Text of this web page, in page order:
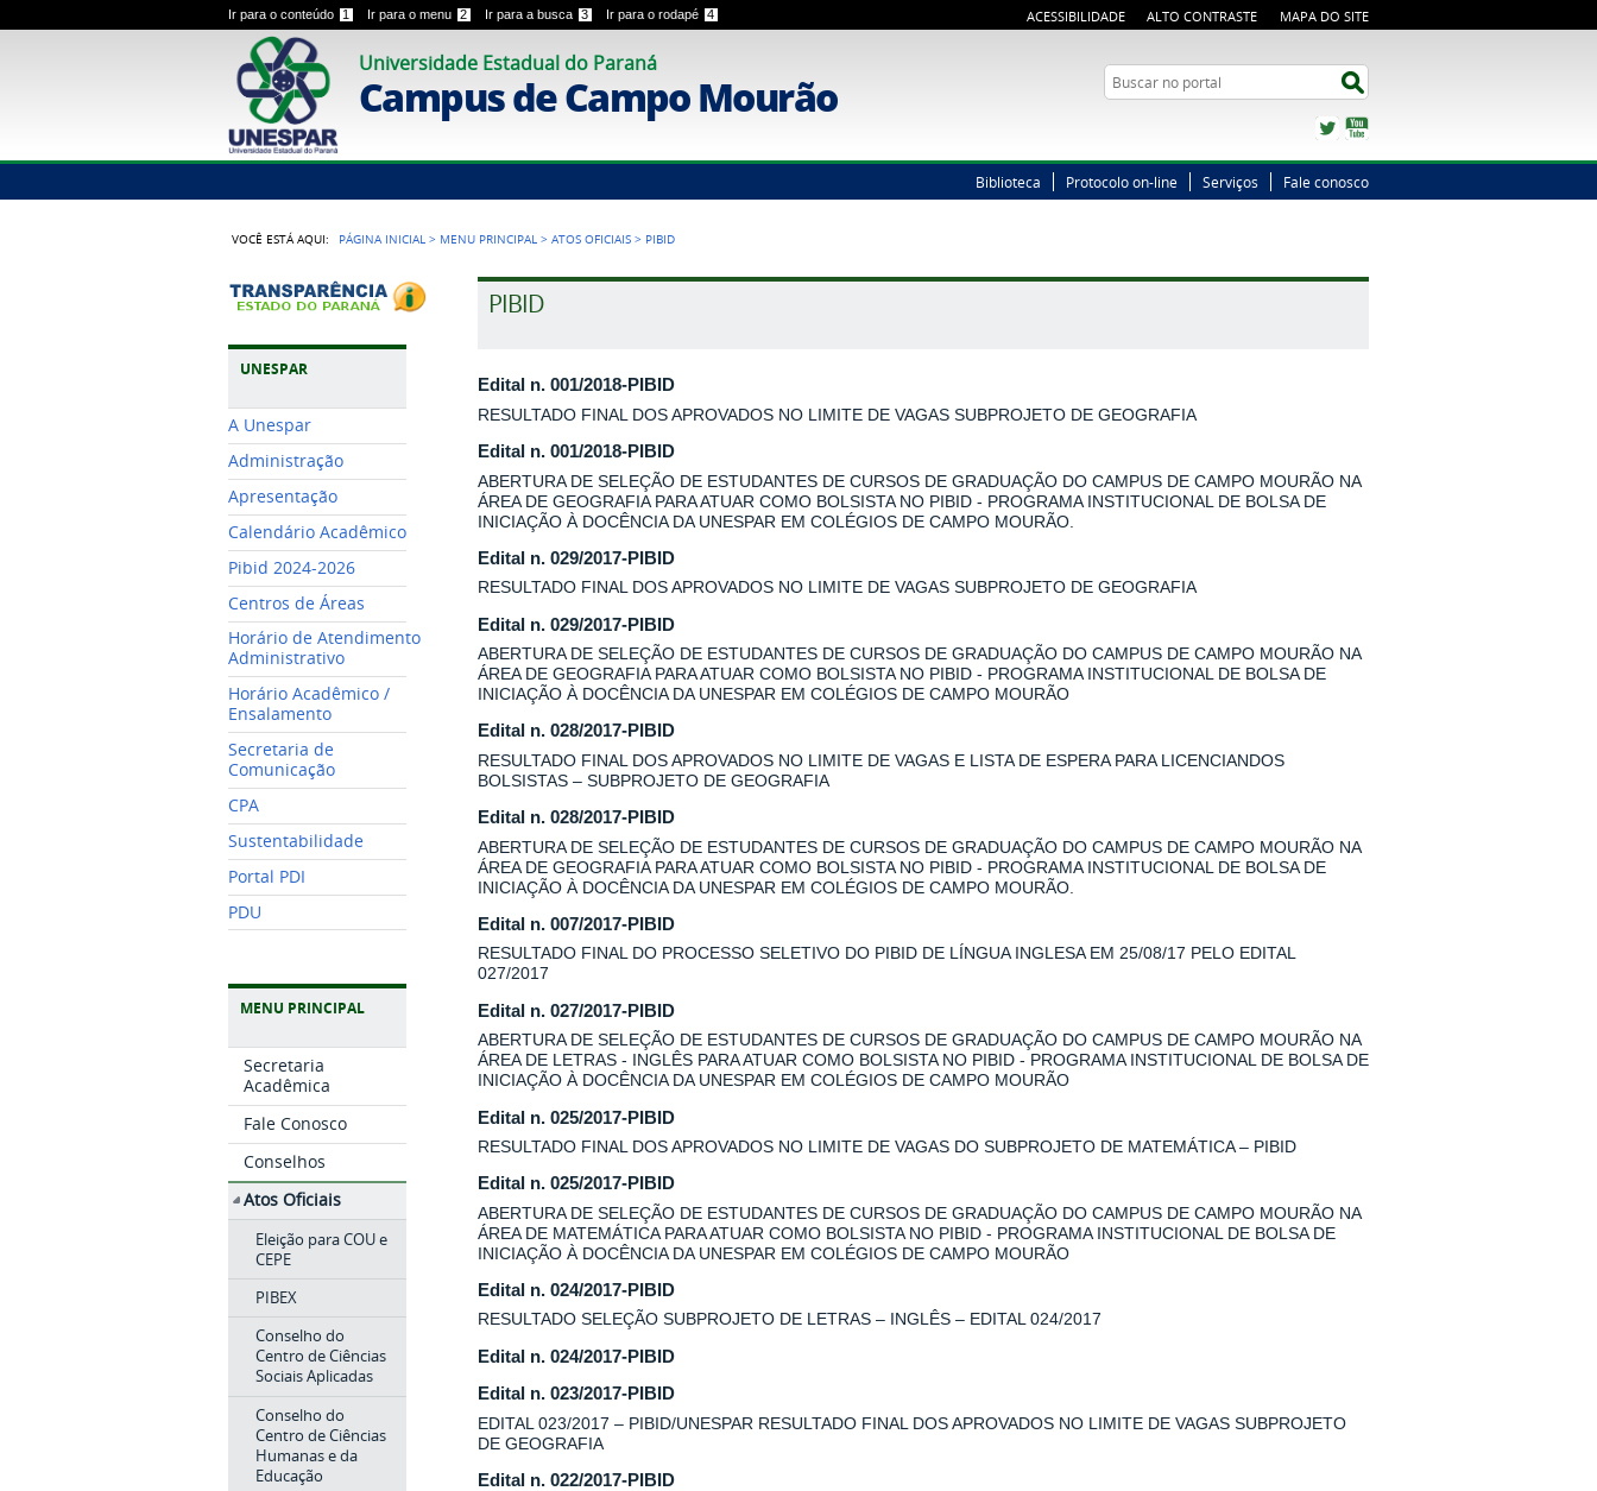
Ir para o conteúdo 1 Ir para o menu 2 Ir para a busca 3 Ir para o rodapé 4 ACESSIBILIDADE ALTO CONTRASTE MAPA DO SITE
Universidade Estadual do Paraná
Campus de Campo Mourão Busca
Twitter
Biblioteca Protocolo on-line Serviços Fale conosco
VOCÊ ESTÁ AQUI: PÁGINA INICIAL > MENU PRINCIPAL >ATOS OFICIAIS > PIBID
UNESPAR
A Unespar
Administração
Apresentação
Calendário Acadêmico
Pibid 2024-2026
Centros de Áreas
Horário de Atendimento
Administrativo
Horário Acadêmico /
Ensalamento
Secretaria de
Comunicação
CPA
Sustentabilidade
Portal PDI
PDU
MENU PRINCIPAL
Secretaria
Acadêmica
Fale Conosco
Conselhos
Atos Oficiais
Eleição para COU e
CEPE
PIBEX
Conselho do
Centro de Ciências
Sociais Aplicadas
Conselho do
Centro de Ciências
Humanas e da
Educação
PIBID
Edital n. 001/2018-PIBID
RESULTADO FINAL DOS APROVADOS NO LIMITE DE VAGAS SUBPROJETO DE GEOGRAFIA
Edital n. 001/2018-PIBID
ABERTURA DE SELEÇÃO DE ESTUDANTES DE CURSOS DE GRADUAÇÃO DO CAMPUS DE CAMPO MOURÃO NA
ÁREA DE GEOGRAFIA PARA ATUAR COMO BOLSISTA NO PIBID - PROGRAMA INSTITUCIONAL DE BOLSA DE
INICIAÇÃO À DOCÊNCIA DA UNESPAR EM COLÉGIOS DE CAMPO MOURÃO.
Edital n. 029/2017-PIBID
RESULTADO FINAL DOS APROVADOS NO LIMITE DE VAGAS SUBPROJETO DE GEOGRAFIA
Edital n. 029/2017-PIBID
ABERTURA DE SELEÇÃO DE ESTUDANTES DE CURSOS DE GRADUAÇÃO DO CAMPUS DE CAMPO MOURÃO NA
ÁREA DE GEOGRAFIA PARA ATUAR COMO BOLSISTA NO PIBID - PROGRAMA INSTITUCIONAL DE BOLSA DE
INICIAÇÃO À DOCÊNCIA DA UNESPAR EM COLÉGIOS DE CAMPO MOURÃO
Edital n. 028/2017-PIBID
RESULTADO FINAL DOS APROVADOS NO LIMITE DE VAGAS E LISTA DE ESPERA PARA LICENCIANDOS
BOLSISTAS – SUBPROJETO DE GEOGRAFIA
Edital n. 028/2017-PIBID
ABERTURA DE SELEÇÃO DE ESTUDANTES DE CURSOS DE GRADUAÇÃO DO CAMPUS DE CAMPO MOURÃO NA
ÁREA DE GEOGRAFIA PARA ATUAR COMO BOLSISTA NO PIBID - PROGRAMA INSTITUCIONAL DE BOLSA DE
INICIAÇÃO À DOCÊNCIA DA UNESPAR EM COLÉGIOS DE CAMPO MOURÃO.
Edital n. 007/2017-PIBID
RESULTADO FINAL DO PROCESSO SELETIVO DO PIBID DE LÍNGUA INGLESA EM 25/08/17 PELO EDITAL
027/2017
Edital n. 027/2017-PIBID
ABERTURA DE SELEÇÃO DE ESTUDANTES DE CURSOS DE GRADUAÇÃO DO CAMPUS DE CAMPO MOURÃO NA
ÁREA DE LETRAS - INGLÊS PARA ATUAR COMO BOLSISTA NO PIBID - PROGRAMA INSTITUCIONAL DE BOLSA DE
INICIAÇÃO À DOCÊNCIA DA UNESPAR EM COLÉGIOS DE CAMPO MOURÃO
Edital n. 025/2017-PIBID
RESULTADO FINAL DOS APROVADOS NO LIMITE DE VAGAS DO SUBPROJETO DE MATEMÁTICA – PIBID
Edital n. 025/2017-PIBID
ABERTURA DE SELEÇÃO DE ESTUDANTES DE CURSOS DE GRADUAÇÃO DO CAMPUS DE CAMPO MOURÃO NA
ÁREA DE MATEMÁTICA PARA ATUAR COMO BOLSISTA NO PIBID - PROGRAMA INSTITUCIONAL DE BOLSA DE
INICIAÇÃO À DOCÊNCIA DA UNESPAR EM COLÉGIOS DE CAMPO MOURÃO
Edital n. 024/2017-PIBID
RESULTADO SELEÇÃO SUBPROJETO DE LETRAS – INGLÊS – EDITAL 024/2017
Edital n. 024/2017-PIBID
Edital n. 023/2017-PIBID
EDITAL 023/2017 – PIBID/UNESPAR RESULTADO FINAL DOS APROVADOS NO LIMITE DE VAGAS SUBPROJETO
DE GEOGRAFIA
Edital n. 022/2017-PIBID